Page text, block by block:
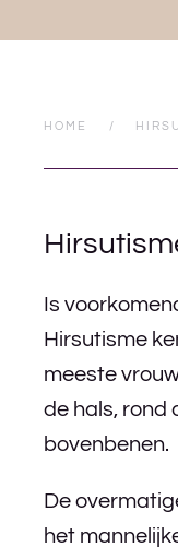
HOME
Is
Hirsutisme
meeste
de hals, rond
bovenbenen.
De
het